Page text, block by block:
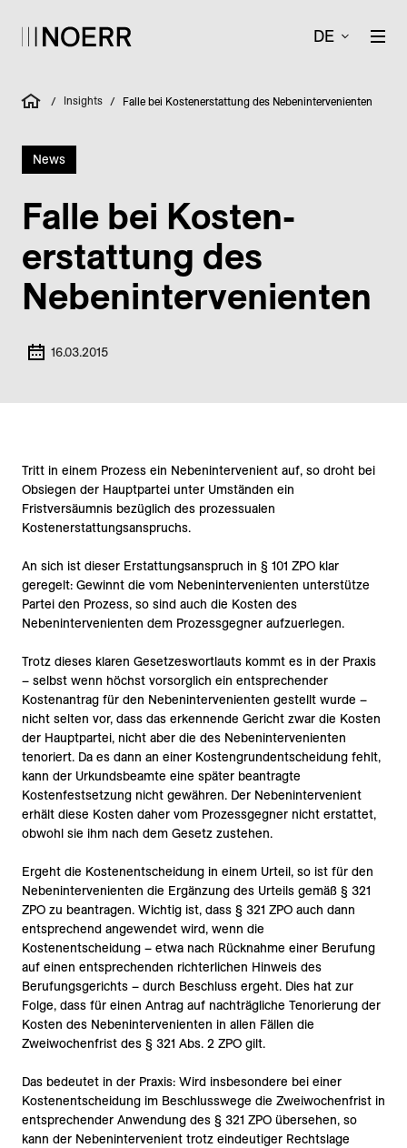
DE
/ Insights / Falle bei Kostenerstattung des Nebenintervenienten
News
Falle bei Kosten­
erstattung des
Neben­inter­venienten
16.03.2015
Tritt in einem Prozess ein Nebenintervenient auf, so droht bei
Obsiegen der Hauptpartei unter Umständen ein
Fristversäumnis bezüglich des prozessualen
Kostenerstattungsanspruchs.
An sich ist dieser Erstattungsanspruch in § 101 ZPO klar
geregelt: Gewinnt die vom Nebenintervenienten unterstütze
Partei den Prozess, so sind auch die Kosten des
Nebenintervenienten dem Prozessgegner aufzuerlegen.
Trotz dieses klaren Gesetzeswortlauts kommt es in der Praxis
– selbst wenn höchst vorsorglich ein entsprechender
Kostenantrag für den Nebenintervenienten gestellt wurde –
nicht selten vor, dass das erkennende Gericht zwar die Kosten
der Hauptpartei, nicht aber die des Nebenintervenienten
tenoriert. Da es dann an einer Kostengrundentscheidung fehlt,
kann der Urkundsbeamte eine später beantragte
Kostenfestsetzung nicht gewähren. Der Nebenintervenient
erhält diese Kosten daher vom Prozessgegner nicht erstattet,
obwohl sie ihm nach dem Gesetz zustehen.
Ergeht die Kostenentscheidung in einem Urteil, so ist für den
Nebenintervenienten die Ergänzung des Urteils gemäß § 321
ZPO zu beantragen. Wichtig ist, dass § 321 ZPO auch dann
entsprechend angewendet wird, wenn die
Kostenentscheidung – etwa nach Rücknahme einer Berufung
auf einen entsprechenden richterlichen Hinweis des
Berufungsgerichts – durch Beschluss ergeht. Dies hat zur
Folge, dass für einen Antrag auf nachträgliche Tenorierung der
Kosten des Nebenintervenienten in allen Fällen die
Zweiwochenfrist des § 321 Abs. 2 ZPO gilt.
Das bedeutet in der Praxis: Wird insbesondere bei einer
Kostenentscheidung im Beschlusswege die Zweiwochenfrist in
entsprechender Anwendung des § 321 ZPO übersehen, so
kann der Nebenintervenient trotz eindeutiger Rechtslage